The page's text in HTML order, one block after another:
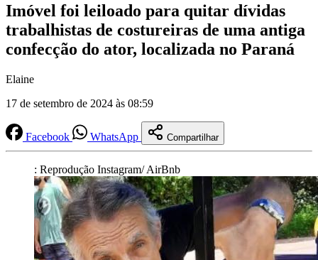
Imóvel foi leiloado para quitar dívidas
trabalhistas de costureiras de uma antiga
confecção do ator, localizada no Paraná
Elaine
17 de setembro de 2024 às 08:59
Facebook WhatsApp Compartilhar
: Reprodução Instagram/ AirBnb